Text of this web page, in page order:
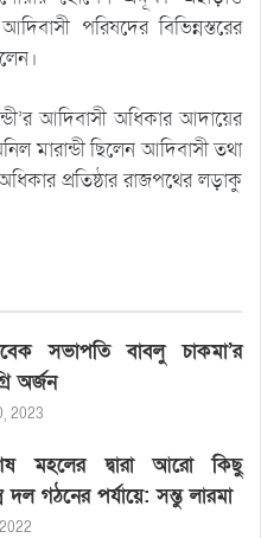
পরিষদের বিভিন্নস্তরের
আদিবাসী অধিকার আদায়ের
মারান্ডী ছিলেন আদিবাসী তথা
প্রতিষ্ঠার রাজপথের লড়াকু
সভাপতি বাবলু চাকমা’র
অর্জন
2023
মহলের দ্বারা আরো কিছু
দল গঠনের পর্যায়ে: সন্তু লারমা